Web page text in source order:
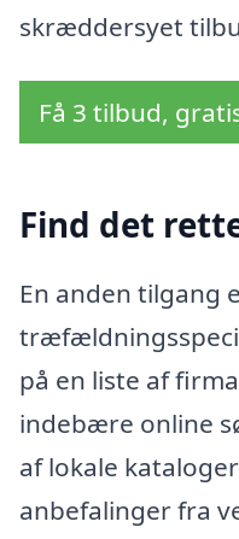
skræddersyet
Få 3 tilbud,
Find det
En anden tilgang
på en liste af
indebære online
af lokale
anbefalinger fra